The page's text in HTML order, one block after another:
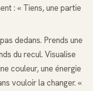
: « Tiens, une partie
dedans. Prends une
du recul. Visualise
couleur, une énergie
vouloir la changer. «